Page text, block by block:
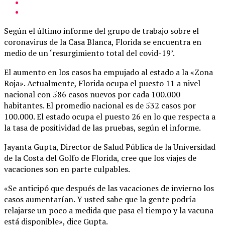
Según el último informe del grupo de trabajo sobre el
coronavirus de la Casa Blanca, Florida se encuentra en
medio de un ‘resurgimiento total del covid-19’.
El aumento en los casos ha empujado al estado a la «Zona
Roja». Actualmente, Florida ocupa el puesto 11 a nivel
nacional con 586 casos nuevos por cada 100.000
habitantes. El promedio nacional es de 532 casos por
100.000. El estado ocupa el puesto 26 en lo que respecta a
la tasa de positividad de las pruebas, según el informe.
Jayanta Gupta, Director de Salud Pública de la Universidad
de la Costa del Golfo de Florida, cree que los viajes de
vacaciones son en parte culpables.
«Se anticipó que después de las vacaciones de invierno los
casos aumentarían. Y usted sabe que la gente podría
relajarse un poco a medida que pasa el tiempo y la vacuna
está disponible», dice Gupta.